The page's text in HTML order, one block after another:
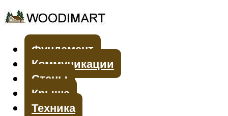
Фундамент
Коммуникации
Стены
Крыша
Техника